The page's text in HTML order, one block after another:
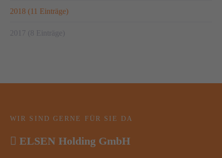
2018 (11 Einträge)
2017 (8 Einträge)
WIR SIND GERNE FÜR SIE DA
ELSEN Holding GmbH